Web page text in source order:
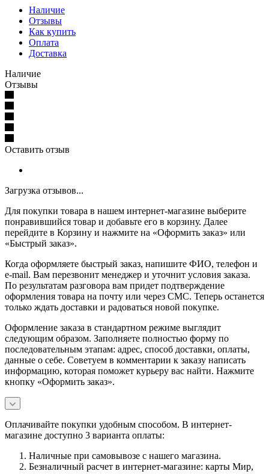
Наличие
Отзывы
Как купить
Оплата
Доставка
Наличие
Отзывы
Оставить отзыв
Загрузка отзывов...
Для покупки товара в нашем интернет-магазине выберите
понравившийся товар и добавьте его в корзину. Далее
перейдите в Корзину и нажмите на «Оформить заказ» или
«Быстрый заказ».
Когда оформляете быстрый заказ, напишите ФИО, телефон и
e-mail. Вам перезвонит менеджер и уточнит условия заказа.
По результатам разговора вам придет подтверждение
оформления товара на почту или через СМС. Теперь останется
только ждать доставки и радоваться новой покупке.
Оформление заказа в стандартном режиме выглядит
следующим образом. Заполняете полностью форму по
последовательным этапам: адрес, способ доставки, оплаты,
данные о себе. Советуем в комментарии к заказу написать
информацию, которая поможет курьеру вас найти. Нажмите
кнопку «Оформить заказ».
Оплачивайте покупки удобным способом. В интернет-
магазине доступно 3 варианта оплаты:
Наличные при самовывозе с нашего магазина.
Безналичный расчет в интернет-магазине: карты Мир,